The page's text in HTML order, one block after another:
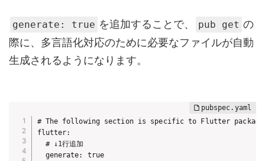
generate: true を追加することで、 pub get の
際に、多言語化対応のために必要なファイルが自動
生成されるようになります。
# The following section is specific to Flutter
flutter:
  # ↓1行追加
  generate: true